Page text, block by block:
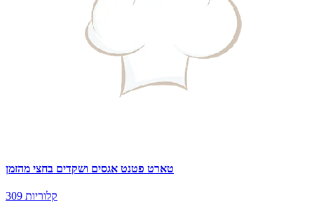
טארט פטנט אגסים ושקדים בחצי מהזמן
309 קלוריות